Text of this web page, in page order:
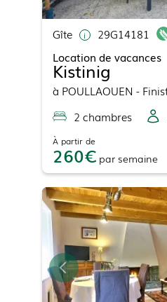
Gîte
29G14181
Location de vacances
Kistinig
à POULLAOUEN -
2 chambres
À partir de
260 par semaine